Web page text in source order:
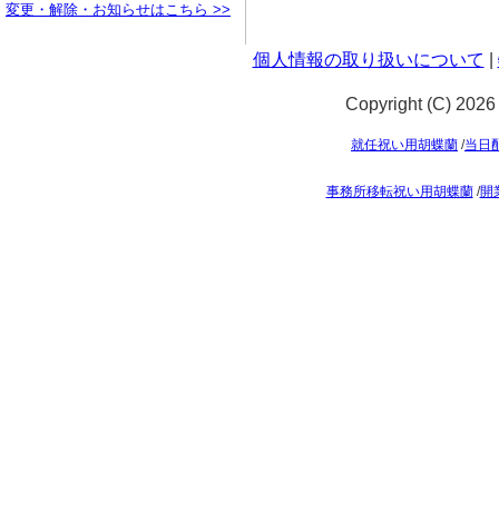
変更・解除・お知らせはこちら >>
個人情報の取り扱いについて
Copyright (C)
就任祝い用胡蝶蘭 /当日
事務所移転祝い用胡蝶蘭/開